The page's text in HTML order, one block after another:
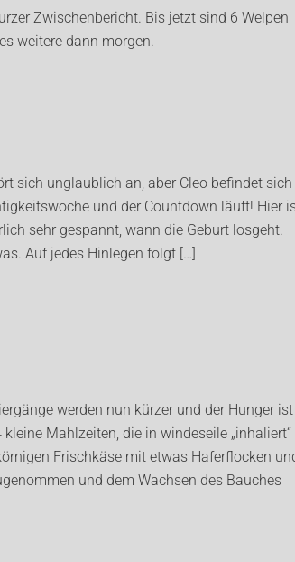
Zwischenbericht. Bis jetzt sind 6 Welpen
weitere dann morgen.
sich unglaublich an, aber Cleo befindet
und der Countdown läuft! Hier
sehr gespannt, wann die Geburt losgeht.
Auf jedes Hinlegen folgt […]
werden nun kürzer und der Hunger ist
Mahlzeiten, die in windeseile „inhaliert“
Frischkäse mit etwas Haferflocken
und dem Wachsen des Bauches